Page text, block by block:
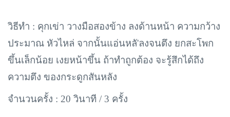
วิธีทำ : คุกเข่า วางมือสองข้าง ลงด้านหน้า ความกว้าง
ประมาณ หัวไหล่ จากนั้นแอ่นหลั'ลงจนตึง ยกสะโพก
ขึ้นเล็กน้อย เงยหน้าขึ้น ถ้าทำถูกต้อง จะรู้สึกได้ถึง
ความตึง ของกระดูกสันหลัง
จำนวนครั้ง : 20 วินาที / 3 ครั้ง